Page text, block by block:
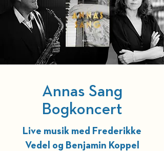
Annas Sang
Bogkoncert
Live musik med Frederikke
Vedel og Benjamin Koppel